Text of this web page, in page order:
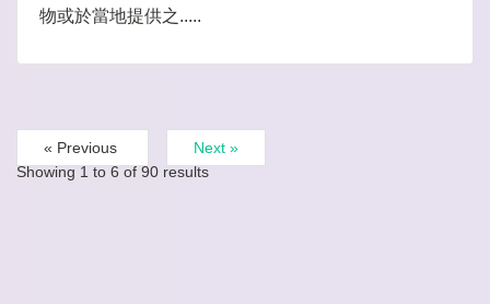
物或於當地提供之.....
« Previous
Next »
Showing 1 to 6 of 90 results